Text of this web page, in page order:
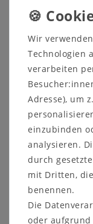
Sicher
einkaufen
Beschreibung
Prospekte
Produktsicherheit
Wir
Technologien
verarbeiten
Adresse), um
einzubinden
analysieren.
durch
mit Dritten,
benennen.
Die
oder aufgrund